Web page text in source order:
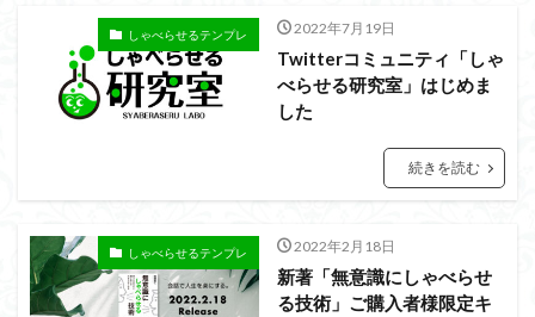
しゃべらせるテンプレ 2022年7月19日
Twitterコミュニティ「しゃ
べらせる研究室」はじめま
した
続きを読む
しゃべらせるテンプレ 2022年2月18日
新著「無意識にしゃべらせ
る技術」ご購入者様限定キ